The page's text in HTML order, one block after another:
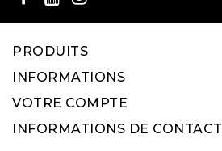
PRODUITS
INFORMATIONS
VOTRE COMPTE
INFORMATIONS DE CONTACT